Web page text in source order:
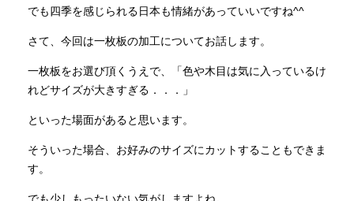
納品事例
INFORMATION
MOKUBA CHANNEL
でも四季を感じられる日本も情緒があっていいですね^^
さて、今回は一枚板の加工についてお話します。
一枚板をお選び頂くうえで、「色や木目は気に入っているけ
れどサイズが大きすぎる．．．」
といった場面があると思います。
そういった場合、お好みのサイズにカットすることもできま
す。